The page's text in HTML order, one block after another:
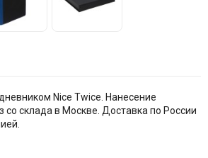
Nice Twice. Нанесение
со склада в Москве. Доставка по России